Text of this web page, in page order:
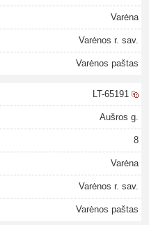
Varėna
Varėnos r. sav.
Varėnos paštas
LT-65191
Aušros g.
8
Varėna
Varėnos r. sav.
Varėnos paštas